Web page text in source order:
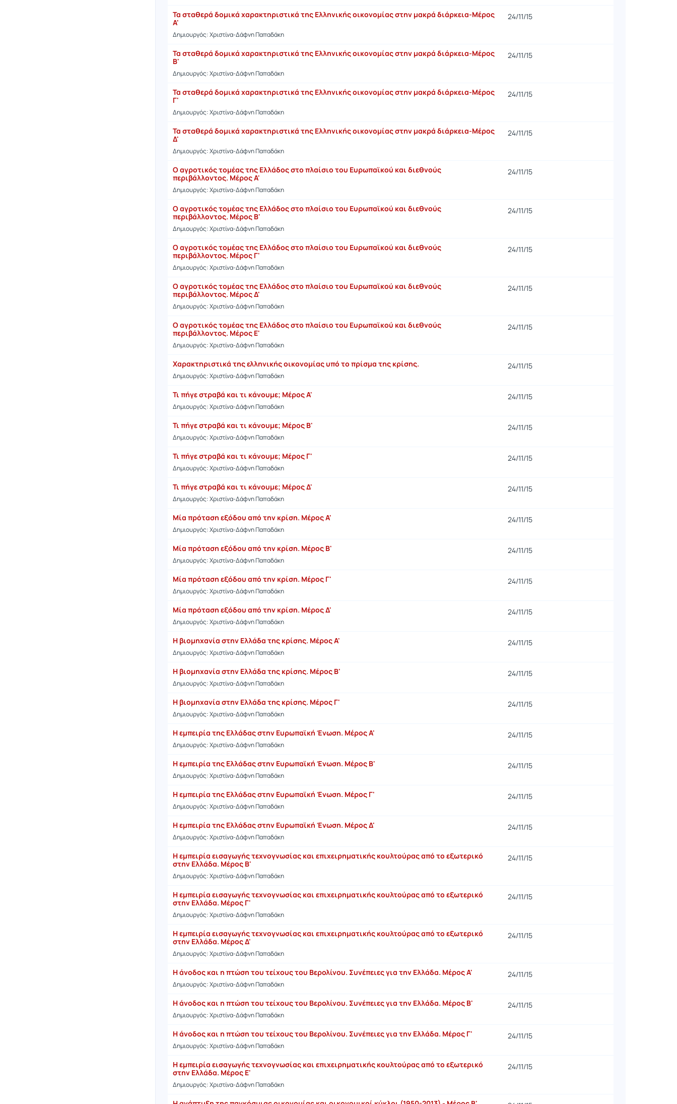
Τα σταθερά δομικά χαρακτηριστικά της Ελληνικής οικονομίας στην μακρά διάρκεια-Μέρος
Α'
Δημιουργός: Χριστίνα-Δάφνη Παπαδάκη
24/11/15
Τα σταθερά δομικά χαρακτηριστικά της Ελληνικής οικονομίας στην μακρά διάρκεια-Μέρος
Β'
Δημιουργός: Χριστίνα-Δάφνη Παπαδάκη
24/11/15
Τα σταθερά δομικά χαρακτηριστικά της Ελληνικής οικονομίας στην μακρά διάρκεια-Μέρος
Γ'
Δημιουργός: Χριστίνα-Δάφνη Παπαδάκη
24/11/15
Τα σταθερά δομικά χαρακτηριστικά της Ελληνικής οικονομίας στην μακρά διάρκεια-Μέρος
Δ'
Δημιουργός: Χριστίνα-Δάφνη Παπαδάκη
24/11/15
Ο αγροτικός τομέας της Ελλάδος στο πλαίσιο του Ευρωπαϊκού και διεθνούς
περιβάλλοντος. Μέρος Α'
Δημιουργός: Χριστίνα-Δάφνη Παπαδάκη
24/11/15
Ο αγροτικός τομέας της Ελλάδος στο πλαίσιο του Ευρωπαϊκού και διεθνούς
περιβάλλοντος. Μέρος Β'
Δημιουργός: Χριστίνα-Δάφνη Παπαδάκη
24/11/15
Ο αγροτικός τομέας της Ελλάδος στο πλαίσιο του Ευρωπαϊκού και διεθνούς
περιβάλλοντος. Μέρος Γ'
Δημιουργός: Χριστίνα-Δάφνη Παπαδάκη
24/11/15
Ο αγροτικός τομέας της Ελλάδος στο πλαίσιο του Ευρωπαϊκού και διεθνούς
περιβάλλοντος. Μέρος Δ'
Δημιουργός: Χριστίνα-Δάφνη Παπαδάκη
24/11/15
Ο αγροτικός τομέας της Ελλάδος στο πλαίσιο του Ευρωπαϊκού και διεθνούς
περιβάλλοντος. Μέρος Ε'
Δημιουργός: Χριστίνα-Δάφνη Παπαδάκη
24/11/15
Χαρακτηριστικά της ελληνικής οικονομίας υπό το πρίσμα της κρίσης.
Δημιουργός: Χριστίνα-Δάφνη Παπαδάκη
24/11/15
Τι πήγε στραβά και τι κάνουμε; Μέρος Α'
Δημιουργός: Χριστίνα-Δάφνη Παπαδάκη
24/11/15
Τι πήγε στραβά και τι κάνουμε; Μέρος Β'
Δημιουργός: Χριστίνα-Δάφνη Παπαδάκη
24/11/15
Τι πήγε στραβά και τι κάνουμε; Μέρος Γ'
Δημιουργός: Χριστίνα-Δάφνη Παπαδάκη
24/11/15
Τι πήγε στραβά και τι κάνουμε; Μέρος Δ'
Δημιουργός: Χριστίνα-Δάφνη Παπαδάκη
24/11/15
Μία πρόταση εξόδου από την κρίση. Μέρος Α'
Δημιουργός: Χριστίνα-Δάφνη Παπαδάκη
24/11/15
Μία πρόταση εξόδου από την κρίση. Μέρος Β'
Δημιουργός: Χριστίνα-Δάφνη Παπαδάκη
24/11/15
Μία πρόταση εξόδου από την κρίση. Μέρος Γ'
Δημιουργός: Χριστίνα-Δάφνη Παπαδάκη
24/11/15
Μία πρόταση εξόδου από την κρίση. Μέρος Δ'
Δημιουργός: Χριστίνα-Δάφνη Παπαδάκη
24/11/15
Η βιομηχανία στην Ελλάδα της κρίσης. Μέρος Α'
Δημιουργός: Χριστίνα-Δάφνη Παπαδάκη
24/11/15
Η βιομηχανία στην Ελλάδα της κρίσης. Μέρος Β'
Δημιουργός: Χριστίνα-Δάφνη Παπαδάκη
24/11/15
Η βιομηχανία στην Ελλάδα της κρίσης. Μέρος Γ'
Δημιουργός: Χριστίνα-Δάφνη Παπαδάκη
24/11/15
Η εμπειρία της Ελλάδας στην Ευρωπαϊκή Ένωση. Μέρος Α'
Δημιουργός: Χριστίνα-Δάφνη Παπαδάκη
24/11/15
Η εμπειρία της Ελλάδας στην Ευρωπαϊκή Ένωση. Μέρος Β'
Δημιουργός: Χριστίνα-Δάφνη Παπαδάκη
24/11/15
Η εμπειρία της Ελλάδας στην Ευρωπαϊκή Ένωση. Μέρος Γ'
Δημιουργός: Χριστίνα-Δάφνη Παπαδάκη
24/11/15
Η εμπειρία της Ελλάδας στην Ευρωπαϊκή Ένωση. Μέρος Δ'
Δημιουργός: Χριστίνα-Δάφνη Παπαδάκη
24/11/15
Η εμπειρία εισαγωγής τεχνογνωσίας και επιχειρηματικής κουλτούρας από το εξωτερικό
στην Ελλάδα. Μέρος Β'
Δημιουργός: Χριστίνα-Δάφνη Παπαδάκη
24/11/15
Η εμπειρία εισαγωγής τεχνογνωσίας και επιχειρηματικής κουλτούρας από το εξωτερικό
στην Ελλάδα. Μέρος Γ'
Δημιουργός: Χριστίνα-Δάφνη Παπαδάκη
24/11/15
Η εμπειρία εισαγωγής τεχνογνωσίας και επιχειρηματικής κουλτούρας από το εξωτερικό
στην Ελλάδα. Μέρος Δ'
Δημιουργός: Χριστίνα-Δάφνη Παπαδάκη
24/11/15
Η άνοδος και η πτώση του τείχους του Βερολίνου. Συνέπειες για την Ελλάδα. Μέρος Α'
Δημιουργός: Χριστίνα-Δάφνη Παπαδάκη
24/11/15
Η άνοδος και η πτώση του τείχους του Βερολίνου. Συνέπειες για την Ελλάδα. Μέρος Β'
Δημιουργός: Χριστίνα-Δάφνη Παπαδάκη
24/11/15
Η άνοδος και η πτώση του τείχους του Βερολίνου. Συνέπειες για την Ελλάδα. Μέρος Γ'
Δημιουργός: Χριστίνα-Δάφνη Παπαδάκη
24/11/15
Η εμπειρία εισαγωγής τεχνογνωσίας και επιχειρηματικής κουλτούρας από το εξωτερικό
στην Ελλάδα. Μέρος Ε'
Δημιουργός: Χριστίνα-Δάφνη Παπαδάκη
24/11/15